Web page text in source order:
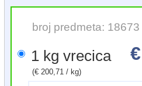
broj predmeta: 18673
1 kg vrecica
(€ 200,71 / kg)